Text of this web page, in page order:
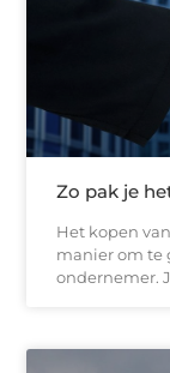
Zo pak je
Het kopen
manier om te
ondernemer.